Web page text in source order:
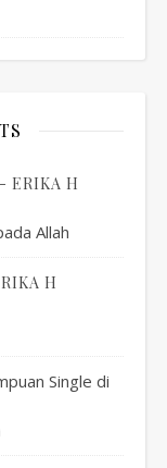
ERIKA H
Allah
H
Single di